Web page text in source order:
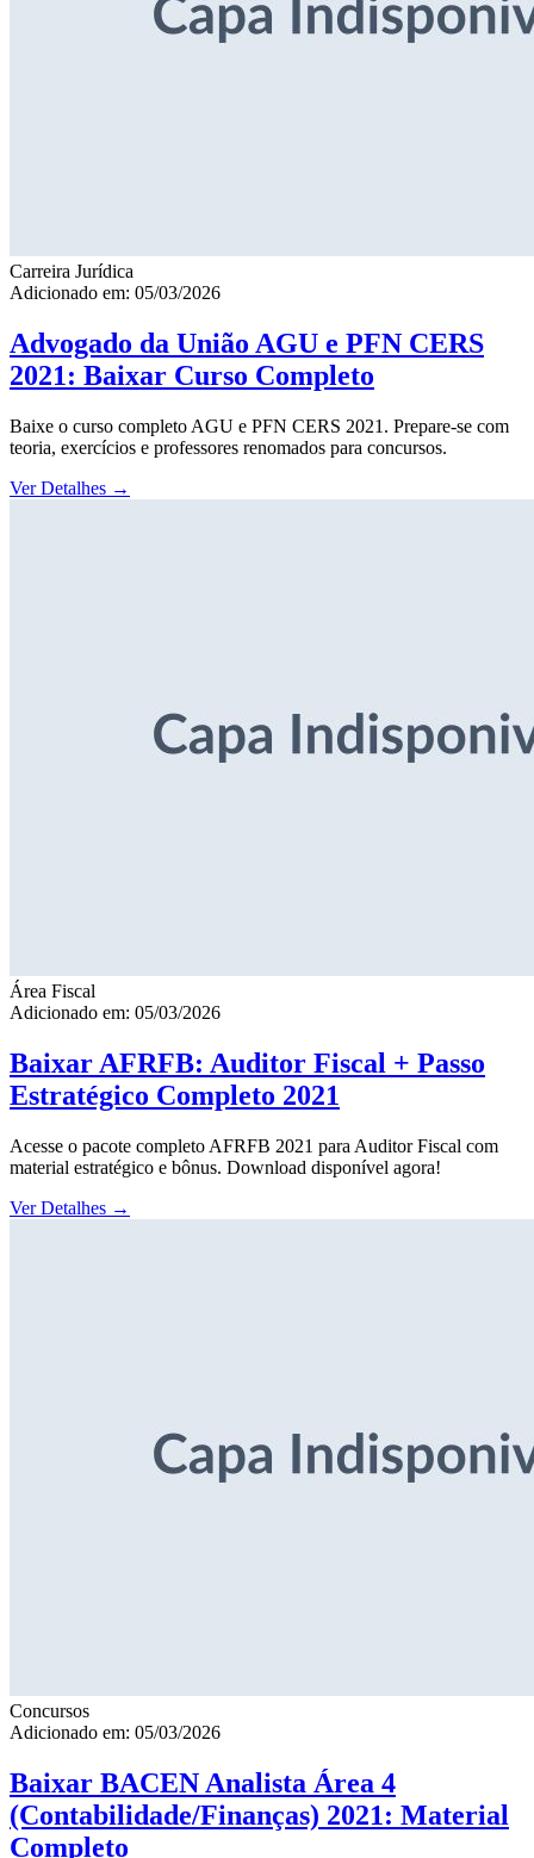
Carreira Jurídica
Adicionado em: 05/03/2026
Advogado da União AGU e PFN CERS
2021: Baixar Curso Completo
Baixe o curso completo AGU e PFN CERS 2021. Prepare-se com
teoria, exercícios e professores renomados para concursos.
Ver Detalhes →
Área Fiscal
Adicionado em: 05/03/2026
Baixar AFRFB: Auditor Fiscal + Passo
Estratégico Completo 2021
Acesse o pacote completo AFRFB 2021 para Auditor Fiscal com
material estratégico e bônus. Download disponível agora!
Ver Detalhes →
Concursos
Adicionado em: 05/03/2026
Baixar BACEN Analista Área 4
(Contabilidade/Finanças) 2021: Material
Completo